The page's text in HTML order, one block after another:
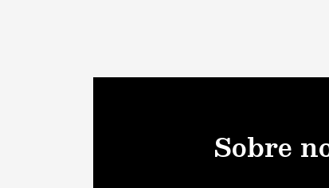
Sobre